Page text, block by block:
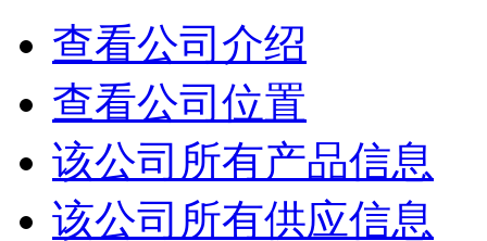
查看公司介绍
查看公司位置
该公司所有产品信息
该公司所有供应信息